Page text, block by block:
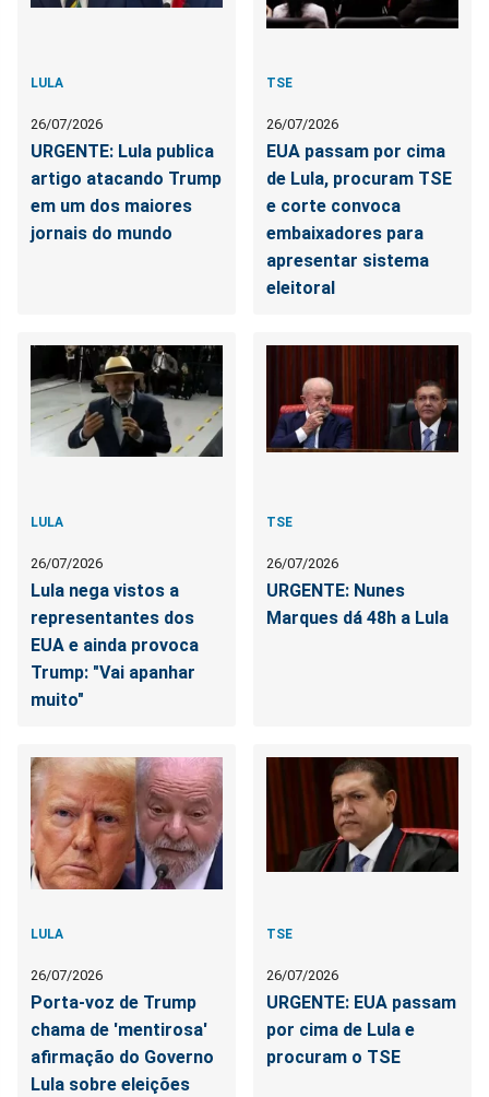
LULA
26/07/2026
URGENTE: Lula publica
artigo atacando Trump
em um dos maiores
jornais do mundo
TSE
26/07/2026
EUA passam por cima
de Lula, procuram TSE
e corte convoca
embaixadores para
apresentar sistema
eleitoral
LULA
26/07/2026
Lula nega vistos a
representantes dos
EUA e ainda provoca
Trump: "Vai apanhar
muito"
TSE
26/07/2026
URGENTE: Nunes
Marques dá 48h a Lula
LULA
26/07/2026
Porta-voz de Trump
chama de 'mentirosa'
afirmação do Governo
Lula sobre eleições
TSE
26/07/2026
URGENTE: EUA passam
por cima de Lula e
procuram o TSE